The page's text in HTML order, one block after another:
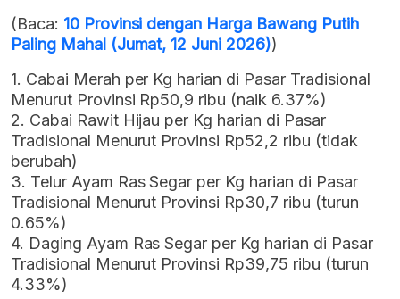
(Baca: 10 Provinsi dengan Harga Bawang Putih
Paling Mahal (Jumat, 12 Juni 2026))
1. Cabai Merah per Kg harian di Pasar Tradisional
Menurut Provinsi Rp50,9 ribu (naik 6.37%)
2. Cabai Rawit Hijau per Kg harian di Pasar
Tradisional Menurut Provinsi Rp52,2 ribu (tidak
berubah)
3. Telur Ayam Ras Segar per Kg harian di Pasar
Tradisional Menurut Provinsi Rp30,7 ribu (turun
0.65%)
4. Daging Ayam Ras Segar per Kg harian di Pasar
Tradisional Menurut Provinsi Rp39,75 ribu (turun
4.33%)